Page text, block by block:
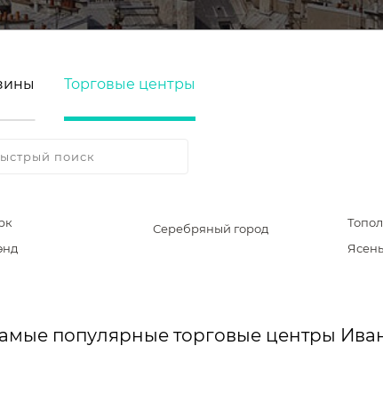
Торговые центры
Серебряный город
Ясень
популярные торговые центры